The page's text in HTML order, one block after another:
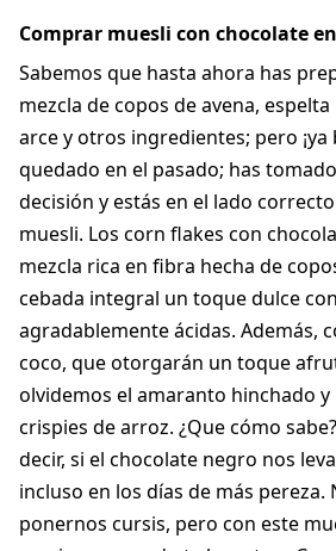
Comprar muesli con chocolate
Sabemos que hasta ahora has
mezcla de copos de avena,
arce y otros ingredientes; pero ¡ya
quedado en el pasado; has
decisión y estás en el lado
muesli. Los corn flakes con
mezcla rica en fibra hecha de
cebada integral un toque dulce
agradablemente ácidas. Además,
coco, que otorgarán un toque
olvidemos el amaranto hinchado y
crispies de arroz. ¿Que cómo
decir, si el chocolate negro nos
incluso en los días de más pereza.
ponernos cursis, pero con este